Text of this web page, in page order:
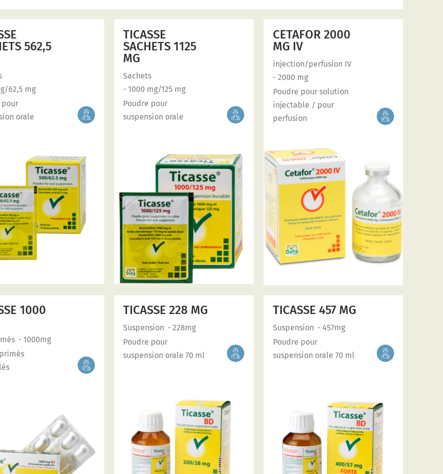
562,5
62,5 mg
pour
orale
TICASSE
SACHETS 1125
MG
Sachets
- 1000 mg/125 mg
Poudre pour
suspension orale
CETAFOR 2000
MG IV
injection/perfusion IV
- 2000 mg
Poudre pour solution
injectable / pour
perfusion
1000
- 1000mg
TICASSE 228 MG
Suspension - 228mg
Poudre pour
suspension orale 70 ml
TICASSE 457 MG
Suspension - 457mg
Poudre pour
suspension orale 70 ml